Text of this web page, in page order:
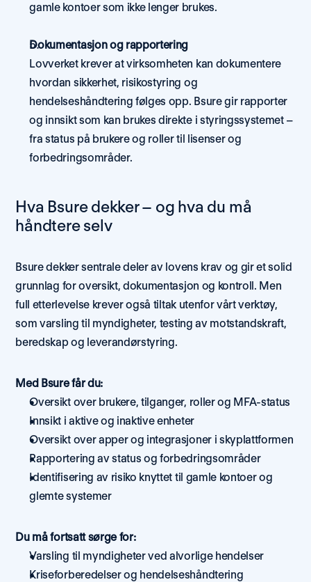
gamle kontoer som ikke lenger brukes.
Dokumentasjon og rapportering
Lovverket krever at virksomheten kan dokumentere
hvordan sikkerhet, risikostyring og
hendelseshåndtering følges opp. Bsure gir rapporter
og innsikt som kan brukes direkte i styringssystemet –
fra status på brukere og roller til lisenser og
forbedringsområder.
Hva Bsure dekker – og hva du må
håndtere selv
Bsure dekker sentrale deler av lovens krav og gir et solid
grunnlag for oversikt, dokumentasjon og kontroll. Men
full etterlevelse krever også tiltak utenfor vårt verktøy,
som varsling til myndigheter, testing av motstandskraft,
beredskap og leverandørstyring.
Med Bsure får du:
Oversikt over brukere, tilganger, roller og MFA-status
Innsikt i aktive og inaktive enheter
Oversikt over apper og integrasjoner i skyplattformen
Rapportering av status og forbedringsområder
Identifisering av risiko knyttet til gamle kontoer og
glemte systemer
Du må fortsatt sørge for:
Varsling til myndigheter ved alvorlige hendelser
Kriseforberedelser og hendelseshåndtering